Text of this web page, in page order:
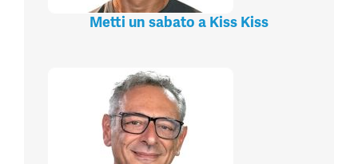
Metti un sabato a Kiss Kiss